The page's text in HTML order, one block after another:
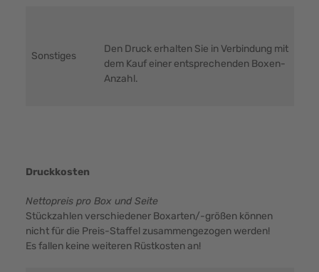
Sonstiges
Den Druck erhalten Sie in Verbindung mit
dem Kauf einer entsprechenden Boxen-
Anzahl.
Druckkosten
Nettopreis pro Box und Seite
Stückzahlen verschiedener Boxarten/-größen können
nicht für die Preis-Staffel zusammengezogen werden!
Es fallen keine weiteren Rüstkosten an!